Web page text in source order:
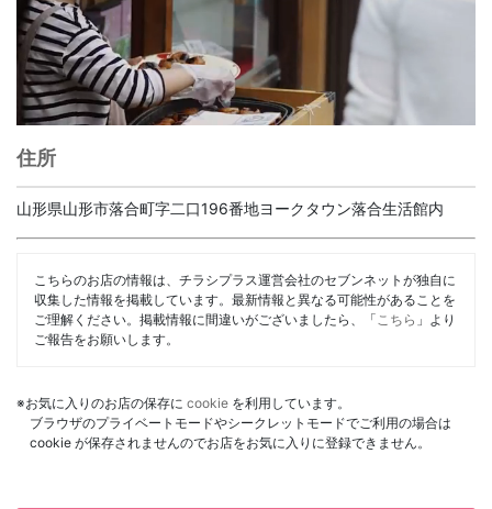
住所
山形県山形市落合町字二口196番地ヨークタウン落合生活館内
こちらのお店の情報は、チラシプラス運営会社のセブンネットが独自に
収集した情報を掲載しています。最新情報と異なる可能性があることを
ご理解ください。掲載情報に間違いがございましたら、「 こちら 」より
ご報告をお願いします。
※お気に入りのお店の保存に cookie を利用しています。
ブラウザのプライベートモードやシークレットモードでご利用の場合は
cookie が保存されませんのでお店をお気に入りに登録できません。